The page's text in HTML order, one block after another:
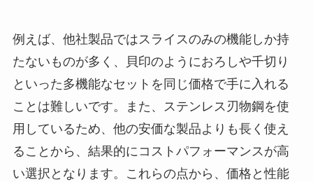
例えば、他社製品ではスライスのみの機能しか持
たないものが多く、貝印のようにおろしや千切り
といった多機能なセットを同じ価格で手に入れる
ことは難しいです。また、ステンレス刃物鋼を使
用しているため、他の安価な製品よりも長く使え
ることから、結果的にコストパフォーマンスが高
い選択となります。これらの点から、価格と性能